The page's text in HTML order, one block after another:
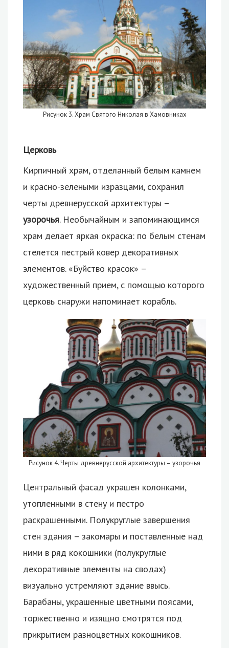
Рисунок 3. Храм Святого Николая в Хамовниках
Церковь
Кирпичный храм, отделанный белым камнем
и красно-зелеными изразцами, сохранил
черты древнерусской архитектуры –
узорочья. Необычайным и запоминающимся
храм делает яркая окраска: по белым стенам
стелется пестрый ковер декоративных
элементов. «Буйство красок» –
художественный прием, с помощью которого
церковь снаружи напоминает корабль.
Рисунок 4. Черты древнерусской архитектуры – узорочья
Центральный фасад украшен колонками,
утопленными в стену и пестро
раскрашенными. Полукруглые завершения
стен здания – закомары и поставленные над
ними в ряд кокошники (полукруглые
декоративные элементы на сводах)
визуально устремляют здание ввысь.
Барабаны, украшенные цветными поясами,
торжественно и изящно смотрятся под
прикрытием разноцветных кокошников.